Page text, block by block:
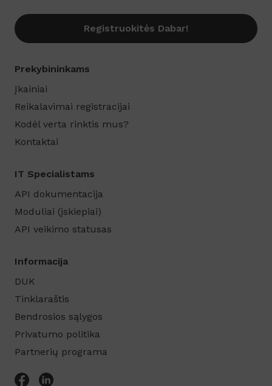
Registruokitės Dabar!
Prekybininkams
Įkainiai
Reikalavimai registracijai
Kodėl verta rinktis mus?
Kontaktai
IT Specialistams
API dokumentacija
Moduliai (įskiepiai)
API veikimo statusas
Informacija
DUK
Tinklaraštis
Bendrosios sąlygos
Privatumo politika
Partnerių programa